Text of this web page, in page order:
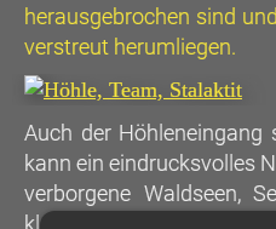
herausgebrochen sind
verstreut herumliegen.
Auch der Höhleneingang
kann ein eindrucksvolles
verborgene Waldseen,
kleinster